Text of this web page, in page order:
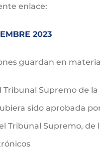
enlace:
2023
guardan en
Supremo de
sido aprobada
Tribunal Supremo,